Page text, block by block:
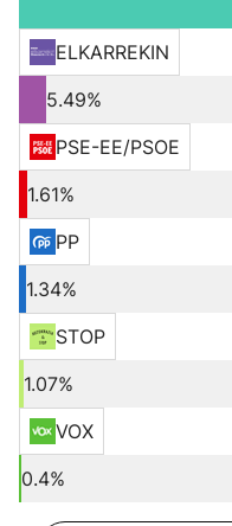
ELKARREKIN
5.49%
PSE-EE/PSOE
1.61%
PP
1.34%
STOP
1.07%
VOX
0.4%